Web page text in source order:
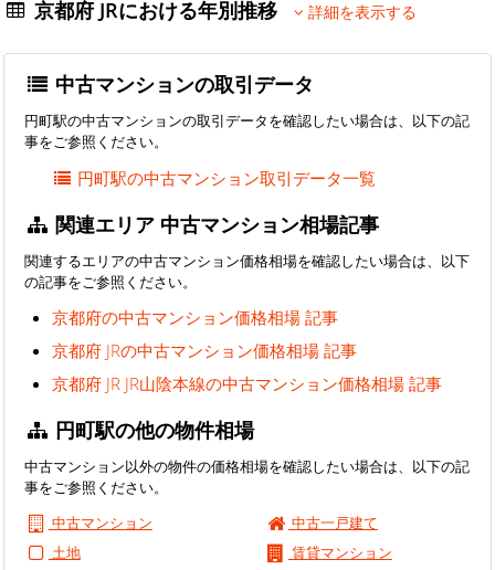
京都府 JRにおける年別推移 詳細を表示する
中古マンションの取引データ
円町駅の中古マンションの取引データを確認したい場合は、以下の記
事をご参照ください。
円町駅の中古マンション取引データ一覧
関連エリア 中古マンション相場記事
関連するエリアの中古マンション価格相場を確認したい場合は、以下
の記事をご参照ください。
京都府の中古マンション価格相場 記事
京都府 JRの中古マンション価格相場 記事
京都府 JR JR山陰本線の中古マンション価格相場 記事
円町駅の他の物件相場
中古マンション以外の物件の価格相場を確認したい場合は、以下の記
事をご参照ください。
中古マンション
中古一戸建て
土地
賃貸マンション